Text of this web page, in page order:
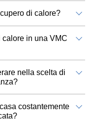
di calore?
in una VMC
nella scelta di
costantemente